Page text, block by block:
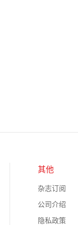
其他
杂志订阅
公司介绍
隐私政策